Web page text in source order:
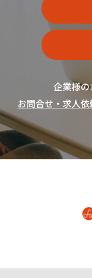
企業様
お問合せ・求人